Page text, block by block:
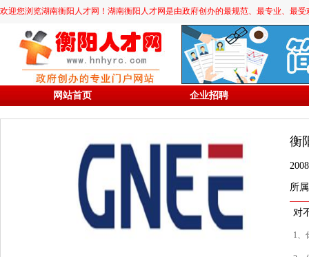
欢迎您浏览湖南衡阳人才网！湖南衡阳人才网是由政府创办的最规范、最专业、最
网站首页 企业招聘
衡
所
对
1、